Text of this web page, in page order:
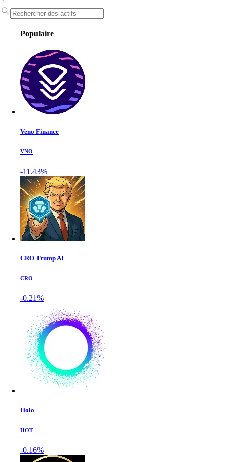
Populaire
Veno Finance
VNO
-11.43%
CRO Trump AI
CRO
-0.21%
Holo
HOT
-0.16%